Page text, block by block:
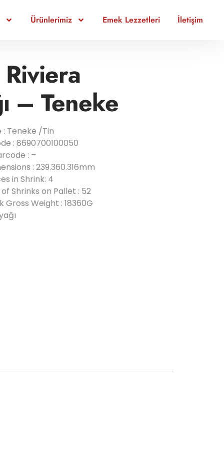
Ürünlerimiz Emek Lezzetleri İletişim
– Teneke
Teneke /Tin
: 8690700100050
: –
: 239.360.316mm
in Shrink: 4
Shrinks on Pallet : 52
Gross Weight : 18360G